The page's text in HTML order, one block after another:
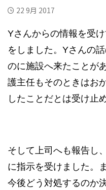
22 9月 2017
Yさんからの情報を受
をしました。Yさんの
のに施設へ来たことが
護主任もそのときはお
したことだとは受け止
そして上司へも報告し
に指示を受けました。
今後どう対処するのか